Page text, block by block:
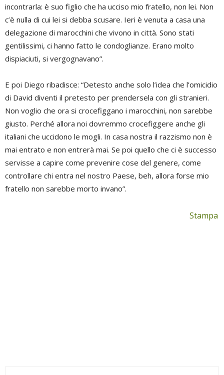
incontrarla: è suo figlio che ha ucciso mio fratello, non lei. Non
c’è nulla di cui lei si debba scusare. Ieri è venuta a casa una
delegazione di marocchini che vivono in città. Sono stati
gentilissimi, ci hanno fatto le condoglianze. Erano molto
dispiaciuti, si vergognavano”.
E poi Diego ribadisce: “Detesto anche solo l’idea che l’omicidio
di David diventi il pretesto per prendersela con gli stranieri.
Non voglio che ora si crocefiggano i marocchini, non sarebbe
giusto. Perché allora noi dovremmo crocefiggere anche gli
italiani che uccidono le mogli. In casa nostra il razzismo non è
mai entrato e non entrerà mai. Se poi quello che ci è successo
servisse a capire come prevenire cose del genere, come
controllare chi entra nel nostro Paese, beh, allora forse mio
fratello non sarebbe morto invano”.
Stampa